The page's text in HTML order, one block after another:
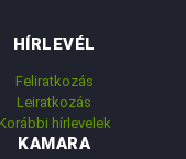
HÍRLEVÉL
Feliratkozás
Leiratkozás
Korábbi hírlevelek
KAMARA